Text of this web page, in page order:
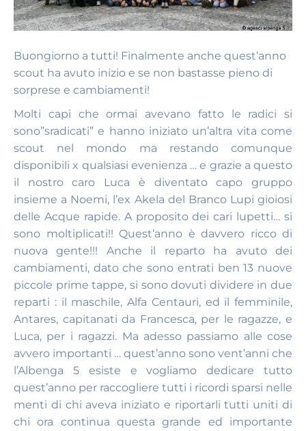
Buongiorno a tutti! Finalmente anche quest’anno
scout ha avuto inizio e se non bastasse pieno di
sorprese e cambiamenti!
Molti capi che ormai avevano fatto le radici si
sono”sradicati” e hanno iniziato un’altra vita come
scout nel mondo ma restando comunque
disponibili x qualsiasi evenienza … e grazie a questo
il nostro caro Luca è diventato capo gruppo
insieme a Noemi, l’ex Akela del Branco Lupi gioiosi
delle Acque rapide. A proposito dei cari lupetti… si
sono moltiplicati!! Quest’anno è davvero ricco di
nuova gente!!! Anche il reparto ha avuto dei
cambiamenti, dato che sono entrati ben 13 nuove
piccole prime tappe, si sono dovuti dividere in due
reparti : il maschile, Alfa Centauri, ed il femminile,
Antares, capitanati da Francesca, per le ragazze, e
Luca, per i ragazzi. Ma adesso passiamo alle cose
avvero importanti … quest’anno sono vent’anni che
l’Albenga 5 esiste e vogliamo dedicare tutto
quest’anno per raccogliere tutti i ricordi sparsi nelle
menti di chi aveva iniziato e riportarli tutti uniti di
chi ora continua questa grande ed importante